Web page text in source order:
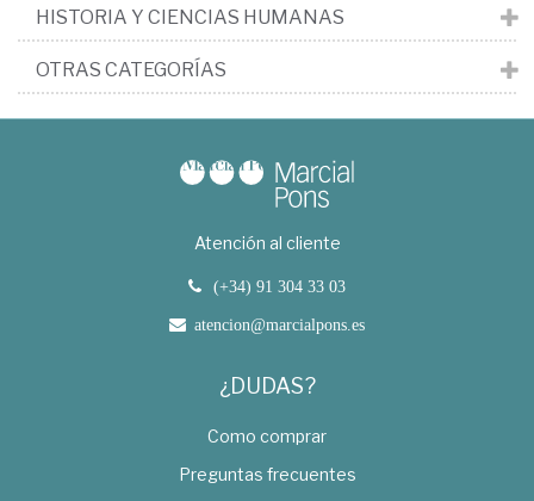
HISTORIA Y CIENCIAS HUMANAS
OTRAS CATEGORÍAS
Atención al cliente
(+34) 91 304 33 03
atencion@marcialpons.es
¿DUDAS?
Como comprar
Preguntas frecuentes